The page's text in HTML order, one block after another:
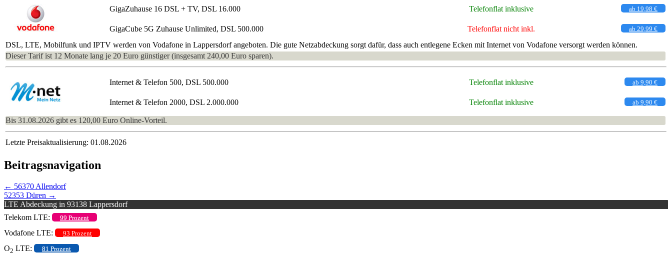
GigaZuhause 16 DSL + TV, DSL 16.000 Telefonflat inklusive ab 19,98 €
GigaCube 5G Zuhause Unlimited, DSL 500.000 Telefonflat nicht inkl. ab 29,99 €
DSL, LTE, Mobilfunk und IPTV werden von Vodafone in Lappersdorf angeboten. Die gute Netzabdeckung sorgt dafür, dass auch entlegene Ecken mit Internet von Vodafone versorgt werden können.
Dieser Tarif ist 12 Monate lang je 20 Euro günstiger (insgesamt 240,00 Euro sparen).
Internet & Telefon 500, DSL 500.000 Telefonflat inklusive ab 9,90 €
Internet & Telefon 2000, DSL 2.000.000 Telefonflat inklusive ab 9,90 €
Bis 31.08.2026 gibt es 120,00 Euro Online-Vorteil.
Letzte Preisaktualisierung: 01.08.2026
Beitragsnavigation
← 56370 Allendorf
52353 Düren →
LTE Abdeckung in 93138 Lappersdorf
Telekom LTE:
99 Prozent
Vodafone LTE: 93 Prozent
O2 LTE: 81 Prozent